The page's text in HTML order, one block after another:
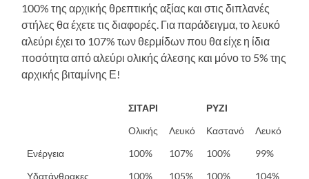
100% της αρχικής θρεπτικής αξίας και στις διπλανές
στήλες θα έχετε τις διαφορές. Για παράδειγμα, το λευκό
αλεύρι έχει το 107% των θερμίδων που θα είχε η ίδια
ποσότητα από αλεύρι ολικής άλεσης και μόνο το 5% της
αρχικής βιταμίνης Ε!
ΣΙΤΑΡΙ
ΡΥΖΙ
Ολικής
Λευκό Καστανό
Λευκό
Ενέργεια
100% 107% 100%
99%
Υδατάνθρακες
100% 105% 100%
104%